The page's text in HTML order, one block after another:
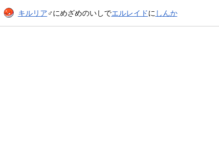
キルリア♂にめざめのいしでエルレイドに しんか